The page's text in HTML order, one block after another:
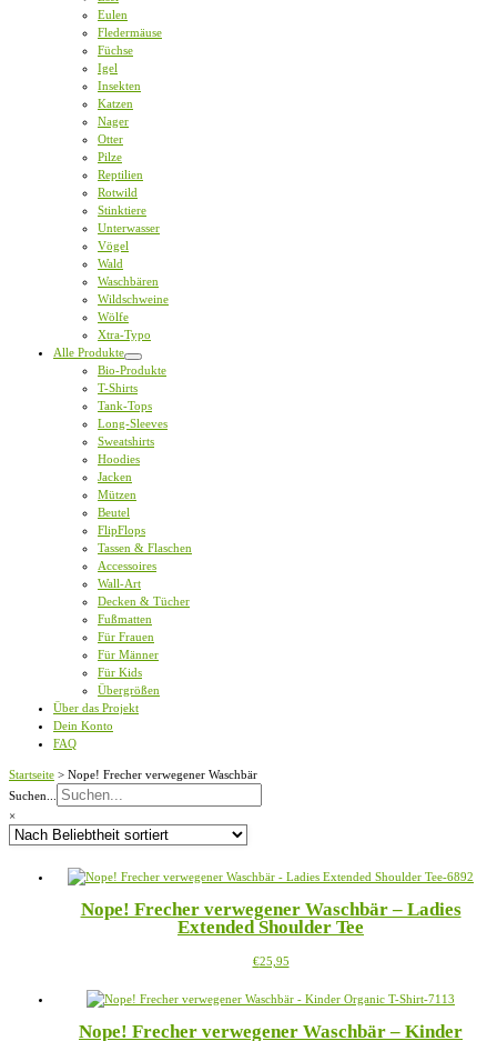
Eulen
Fledermäuse
Füchse
Igel
Insekten
Katzen
Nager
Otter
Pilze
Reptilien
Rotwild
Stinktiere
Unterwasser
Vögel
Wald
Waschbären
Wildschweine
Wölfe
Xtra-Typo
Alle Produkte
Bio-Produkte
T-Shirts
Tank-Tops
Long-Sleeves
Sweatshirts
Hoodies
Jacken
Mützen
Beutel
FlipFlops
Tassen & Flaschen
Accessoires
Wall-Art
Decken & Tücher
Fußmatten
Für Frauen
Für Männer
Für Kids
Übergrößen
Über das Projekt
Dein Konto
FAQ
Startseite > Nope! Frecher verwegener Waschbär
Nope! Frecher verwegener Waschbär – Ladies
Extended Shoulder Tee
€25,95Dieses
weist
Varianten
Nope! Frecher verwegener Waschbär – Kinder
Suchen...
×